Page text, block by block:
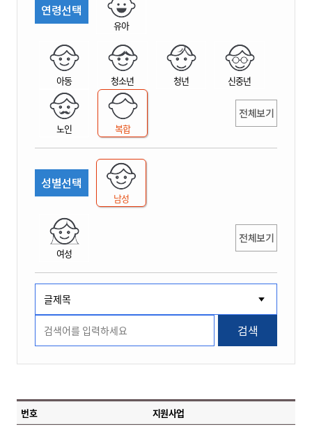
연령선택
유아
아동 청소년 청년 신중년
노인 복합
전체보기
성별선택
남성
여성
전체보기
검색
번호 지원사업